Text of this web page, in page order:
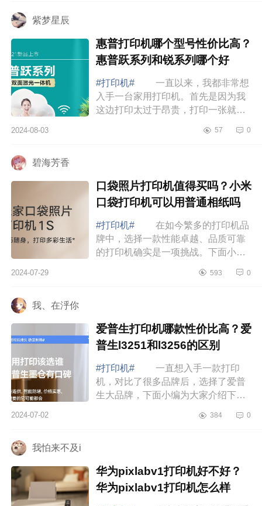
紫梦星辰
惠普打印机哪个型号性价比高？
惠普跃系列和锐系列哪个好
#打印机#
一直以来，我都非常想
入手一台家用打印机。首先是因为我
这边打印太过于昂贵，打印一张就要1
另外就是随着孩子渐渐长大，教育也
2024-08-03 57 0
碧海芳香
口袋照片打印机值得买吗？小米
口袋打印机可以用普通相纸吗
#打印机#
在如今繁多的打印机品
牌中，选择一款性能卓越、品质可靠
的打印机确实是一项挑战。下面小编
吗？小米口袋打印机可以用普通相纸
2024-07-29 593 0
我、在泘你
爱普生打印机哪款性价比高？爱
普生l3251和l3256的区别
#打印机#
一直想入手一款打印
机，对比了很多品牌后，选择了爱普
生大品牌，下面小编为大家介绍下爱
l3251和l3256的区别 爱普生打印
2024-07-02 384 0
我怕来不及i
华为pixlabv1打印机好不好？
华为pixlabv1打印机怎么样